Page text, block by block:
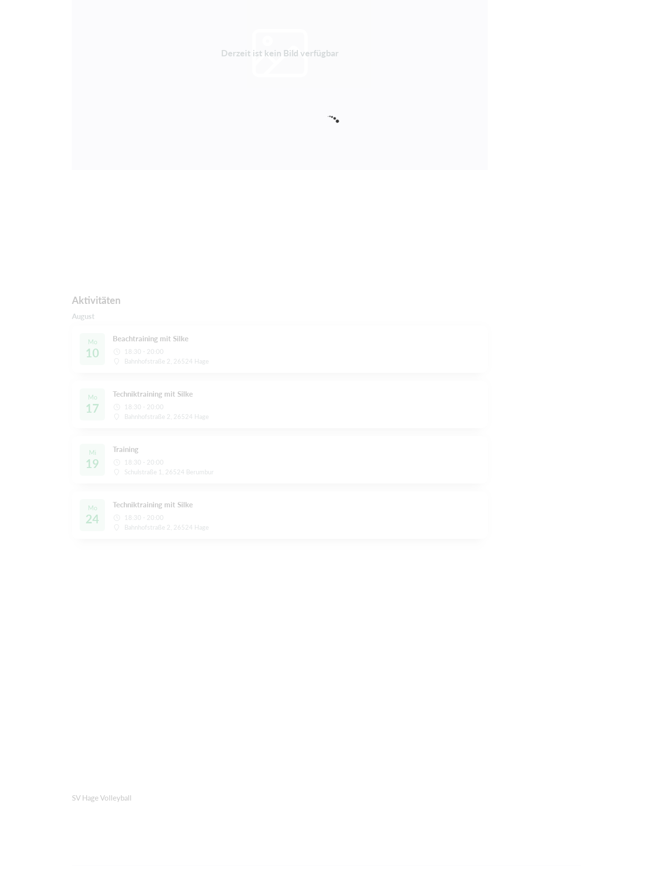
Derzeit ist kein Bild verfügbar
Aktivitäten
August
Mo
10
Beachtraining mit Silke
18:30 - 20:00
Bahnhofstraße 2, 26524 Hage
Mo
17
Techniktraining mit Silke
18:30 - 20:00
Bahnhofstraße 2, 26524 Hage
Mi
19
Training
18:30 - 20:00
Schulstraße 1, 26524 Berumbur
Mo
24
Techniktraining mit Silke
18:30 - 20:00
Bahnhofstraße 2, 26524 Hage
SV Hage Volleyball